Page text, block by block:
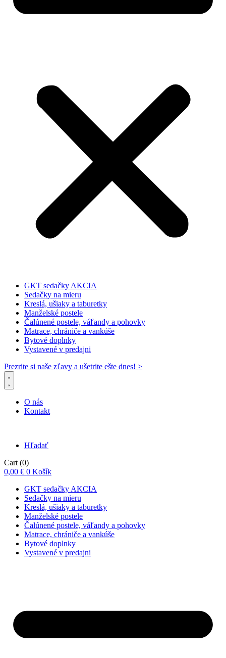
GKT sedačky AKCIA
Sedačky na mieru
Kreslá, ušiaky a taburetky
Manželské postele
Čalúnené postele, váľandy a pohovky
Matrace, chrániče a vankúše
Bytové doplnky
Vystavené v predajni
Prezrite si naše zľavy a ušetrite ešte dnes! >​
O nás
Kontakt
Hľadať
Cart (0)
0,00 € 0 Košík
GKT sedačky AKCIA
Sedačky na mieru
Kreslá, ušiaky a taburetky
Manželské postele
Čalúnené postele, váľandy a pohovky
Matrace, chrániče a vankúše
Bytové doplnky
Vystavené v predajni